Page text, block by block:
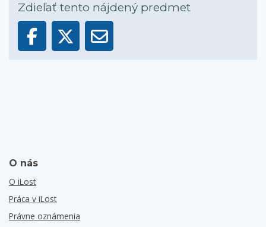
Zdieľať tento nájdený predmet
O nás
O iLost
Práca v iLost
Právne oznámenia